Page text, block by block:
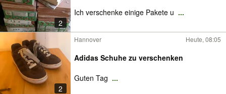
Anzeige aufgeben
2
Ich verschenke einige Pakete u ...
2
Hannover Heute, 08:05
Adidas Schuhe zu verschenken
Guten Tag ...